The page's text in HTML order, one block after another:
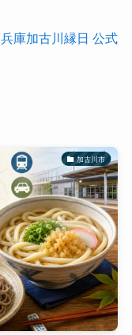
兵庫加古川縁日 公式
加古川市